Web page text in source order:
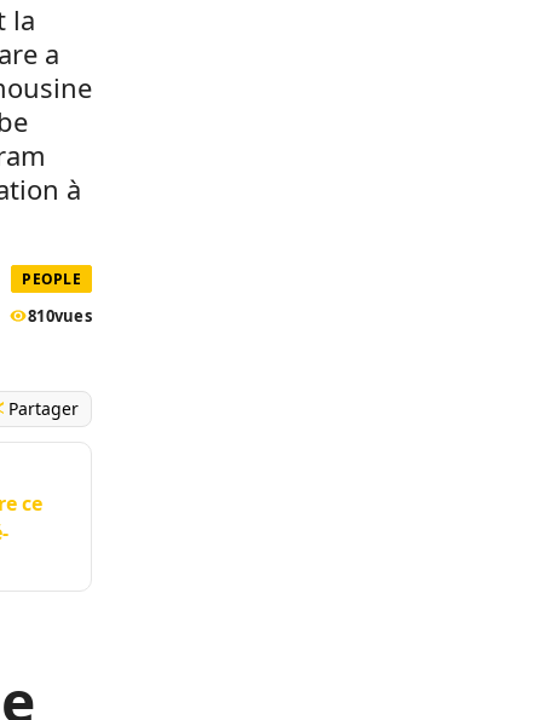
la
a
à
PEOPLE
810vues
Partager
ce